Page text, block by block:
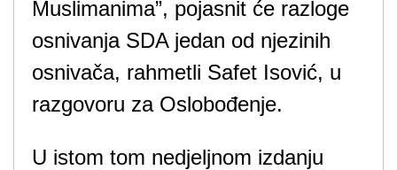
Muslimanima”, pojasnit će razloge
osnivanja SDA jedan od njezinih
osnivača, rahmetli Safet Isović, u
razgovoru za Oslobođenje.
U istom tom nedjeljnom izdanju